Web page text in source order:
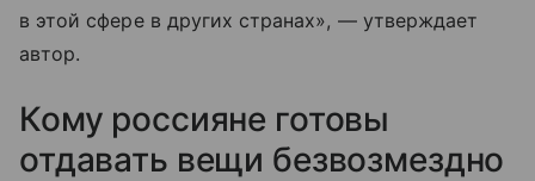
в этой сфере в других странах», — утверждает
автор.
Кому россияне готовы
отдавать вещи безвозмездно